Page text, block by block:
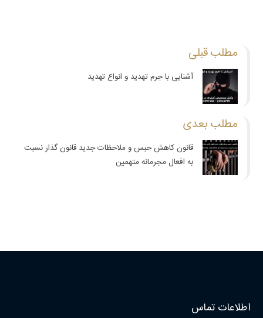
مطلب قبلی
آشنایی با جرم تهدید و انواع تهدید
مطلب بعدی
قانون کاهش حبس و ملاحظات جدید قانون گذار نسبت
به افعال مجرمانه متهمین
اطلاعات تماس